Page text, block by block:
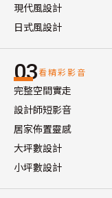
現代風設計
日式風設計
03看精彩影音
完整空間實走
設計師短影音
居家佈置靈感
大坪數設計
小坪數設計